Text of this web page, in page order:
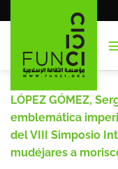
al
LÓPEZ GÓMEZ,
emblemática
del VIII Simposio
mudéjares a